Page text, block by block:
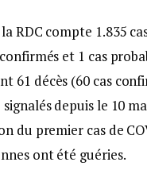
RDC compte 1.835
et 1 cas
61 décès (60 cas
depuis le 10
du premier cas de
ont été guéries.